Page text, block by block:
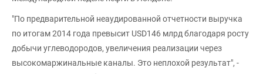
"По предварительной неаудированной отчетности выручка
по итогам 2014 года превысит USD146 млрд благодаря росту
добычи углеводородов, увеличения реализации через
высокомаржинальные каналы. Это неплохой результат", -